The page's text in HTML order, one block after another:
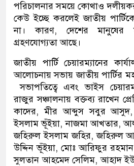
পরিচালনার সময়ে কোথাও
কেউ ইচ্ছে করলেই জাতীয়
না। কারণ, দেশের মানুষের
গ্রহণযোগ্যতা আছে।
জাতীয় পার্টি চেয়ারম্যানের
আলোচনায় সভায় জাতীয় পার্টির
সভাপতিত্বে এবং ভাইস
রাজুর সঞ্চালনায় বক্তব্য রাখেন
কাদের, মীর আব্দুস সবুর
ইসলাম ভূঁইয়া, নাজমা আখতার,
জহিরুল ইসলাম জহির, জহিরুল
উদ্দিন ভূঁইয়া, মোঃ আরিফুর রহমান
সুলতান আহমেদ সেলিম, আহাদ ইউ